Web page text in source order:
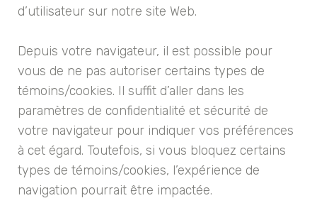
d’utilisateur sur notre site Web.
Depuis votre navigateur, il est possible pour
vous de ne pas autoriser certains types de
témoins/cookies. Il suffit d’aller dans les
paramètres de confidentialité et sécurité de
votre navigateur pour indiquer vos préférences
à cet égard. Toutefois, si vous bloquez certains
types de témoins/cookies, l’expérience de
navigation pourrait être impactée.